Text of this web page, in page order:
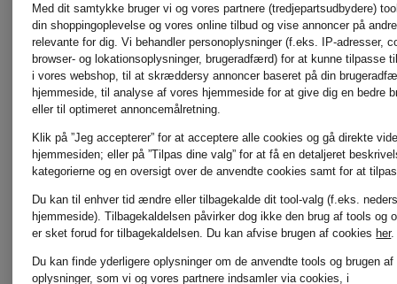
INUIKII
Jellycat
Joseph
RINO &
PELLE
SKIMS
Smith
Med dit samtykke bruger vi og vores partnere (tredjepartsudbydere)
din shoppingoplevelse og vores online tilbud og vise annoncer på
relevante for dig. Vi behandler personoplysninger (f.eks. IP-adresser,
browser- og lokationsoplysninger, brugeradfærd) for at kunne tilpasse
i vores webshop, til at skræddersy annoncer baseret på din
hjemmeside, til analyse af vores hjemmeside for at give dig en bedre
eller til optimeret annoncemålretning.
Klik på ”Jeg accepterer” for at acceptere alle cookies og gå direkte
hjemmesiden; eller på ”Tilpas dine valg” for at få en detaljeret
kategorierne og en oversigt over de anvendte cookies samt for at
Du kan til enhver tid ændre eller tilbagekalde dit tool-valg (f.eks.
hjemmeside). Tilbagekaldelsen påvirker dog ikke den brug af tools og
er sket forud for tilbagekaldelsen. Du kan afvise brugen af cookies her.
Du kan finde yderligere oplysninger om de anvendte tools og brugen af
oplysninger, som vi og vores partnere indsamler via cookies, i